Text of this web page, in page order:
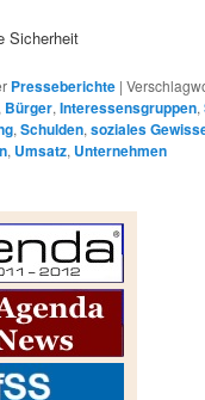
Sicherheit
Presseberichte |
Bürger,Interessensgruppen,
,Schulden,soziales
, Umsatz, Unternehmen